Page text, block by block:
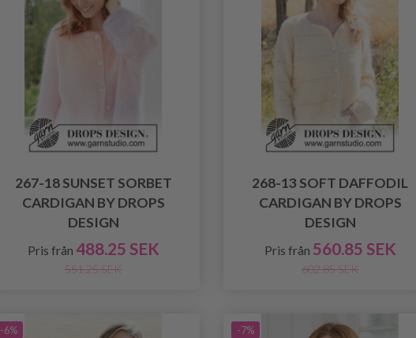
267-18 SUNSET SORBET
CARDIGAN BY DROPS
DESIGN
Pris från 488.25 SEK
551.25 SEK
268-13 SOFT DAFFODIL
CARDIGAN BY DROPS
DESIGN
Pris från 560.85 SEK
602.85 SEK
-6% -7%